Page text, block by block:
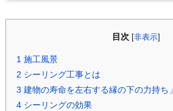
目次 [非表示
1 施工風景
2 シーリング工事とは
3 建物の寿命を左右する縁の下の力持ち」
4シーリングの効果